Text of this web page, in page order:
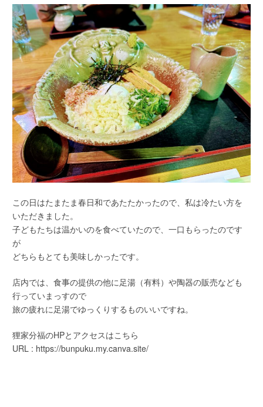
この日はたまたま春日和であたたかったので、私は冷たい方を
いただきました。
子どもたちは温かいのを食べていたので、一口もらったのです
が
どちらもとても美味しかったです。
店内では、食事の提供の他に足湯（有料）や陶器の販売なども
行っていまっすので
旅の疲れに足湯でゆっくりするものいいですね。
狸家分福のHPとアクセスはこちら
URL : https://bunpuku.my.canva.site/